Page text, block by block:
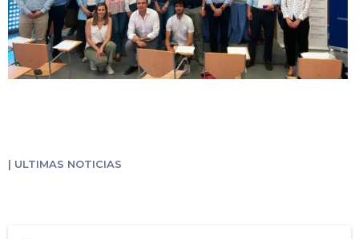
| ULTIMAS NOTICIAS